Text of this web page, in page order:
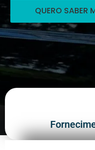
QUERO SABER